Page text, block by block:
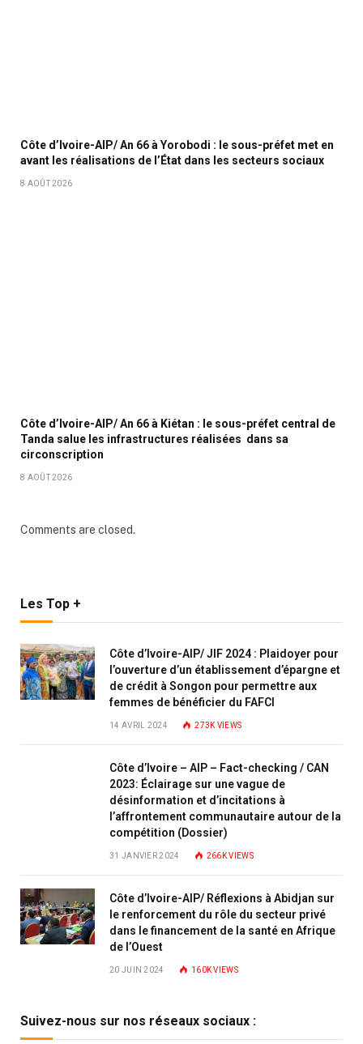
Côte d’Ivoire-AIP/ An 66 à Yorobodi : le sous-préfet met en
avant les réalisations de l’État dans les secteurs sociaux
8 AOÛT 2026
Côte d’Ivoire-AIP/ An 66 à Kiétan : le sous-préfet central de
Tanda salue les infrastructures réalisées dans sa
circonscription
8 AOÛT 2026
Comments are closed.
Les Top +
Côte d’Ivoire-AIP/ JIF 2024 : Plaidoyer pour
l’ouverture d’un établissement d’épargne et
de crédit à Songon pour permettre aux
femmes de bénéficier du FAFCI
14 AVRIL 2024 273K VIEWS
Côte d’Ivoire – AIP – Fact-checking / CAN
2023: Éclairage sur une vague de
désinformation et d’incitations à
l’affrontement communautaire autour de la
compétition (Dossier)
31 JANVIER 2024 266KVIEWS
Côte d’Ivoire-AIP/ Réflexions à Abidjan sur
le renforcement du rôle du secteur privé
dans le financement de la santé en Afrique
de l’Ouest
20 JUIN 2024 160KVIEWS
Suivez-nous sur nos réseaux sociaux :